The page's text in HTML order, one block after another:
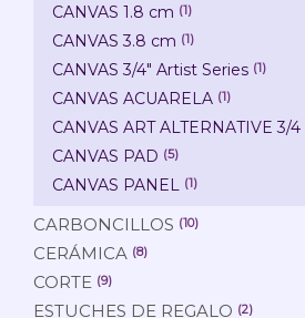
CANVAS 1.8 cm (1)
CANVAS 3.8 cm (1)
CANVAS 3/4" Artist Series (1)
CANVAS ACUARELA (1)
CANVAS ART ALTERNATIVE 3/4
CANVAS PAD (5)
CANVAS PANEL (1)
CARBONCILLOS (10)
CERÁMICA (8)
CORTE (9)
ESTUCHES DE REGALO (2)